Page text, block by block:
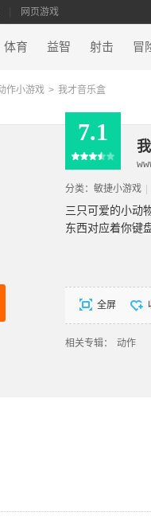
网页游戏
体育 益智 射击 冒
作小游戏 > 我才音乐盒
7.1
分类： 敏捷小游戏
三只可爱的小动
东西对应着你键
全屏
相关专辑： 动作